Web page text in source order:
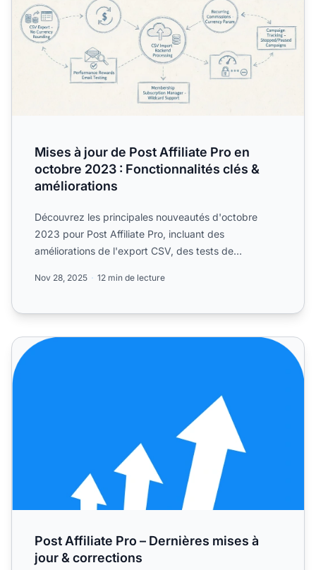
Mises à jour de Post Affiliate Pro en
octobre 2023 : Fonctionnalités clés &
améliorations
Découvrez les principales nouveautés d'octobre
2023 pour Post Affiliate Pro, incluant des
améliorations de l'export CSV, des tests de
Nov 28, 2025 12 min de lecture
Post Affiliate Pro – Dernières mises à jour & corrections
Post Affiliate Pro – Dernières mises à
jour & corrections